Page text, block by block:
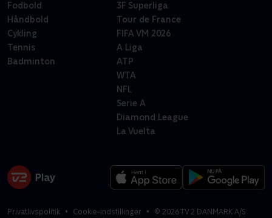
Fodbold
Håndbold
Cykling
Tennis
Badminton
3F Superliga
Tour de France
FIFA VM 2026
A Liga
ATP
WTA
NFL
Serie A
Diamond League
La Vuelta
Privatlivspolitik Cookie-indstillinger © 2026TV 2 DANMARK A/S